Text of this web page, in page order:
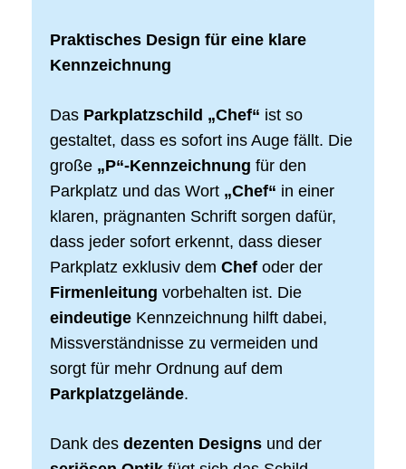
Praktisches Design für eine klare
Kennzeichnung
Das Parkplatzschild „Chef“ ist so
gestaltet, dass es sofort ins Auge fällt. Die
große „P“-Kennzeichnung für den
Parkplatz und das Wort „Chef“ in einer
klaren, prägnanten Schrift sorgen dafür,
dass jeder sofort erkennt, dass dieser
Parkplatz exklusiv dem Chef oder der
Firmenleitung vorbehalten ist. Die
eindeutige Kennzeichnung hilft dabei,
Missverständnisse zu vermeiden und
sorgt für mehr Ordnung auf dem
Parkplatzgelände.
Dank des dezenten Designs und der